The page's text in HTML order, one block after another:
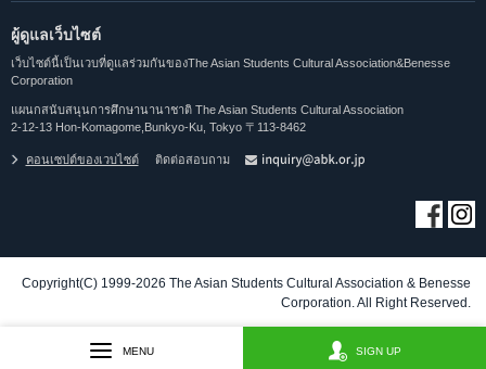
ผู้ดูแลเว็บไซต์
เว็บไซต์นี้เป็นเวบที่ดูแลร่วมกันของThe Asian Students Cultural Association&Benesse
Corporation
แผนกสนับสนุนการศึกษานานาชาติ The Asian Students Cultural Association
2-12-13 Hon-Komagome,Bunkyo-Ku, Tokyo 〒113-8462
คอนเซปต์ของเวบไซต์ ติดต่อสอบถาม
Copyright(C) 1999-2026 The Asian Students Cultural Association & Benesse
Corporation. All Right Reserved.
MENU SIGN UP